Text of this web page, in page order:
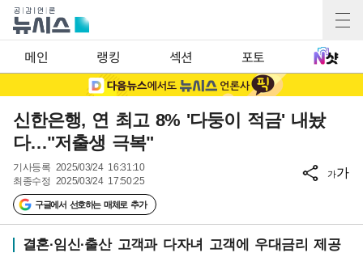
메인 랭킹 섹션 포토
신한은행, 연 최고 8% '다둥이 적금' 내놨
다…"저출생 극복"
기사등록 2025/03/24 16:31:10
최종수정 2025/03/24 17:50:25
구글에서 선호하는 매체로 추가
가가
결혼·임신·출산 고객과 다자녀 고객에 우대금리 제공